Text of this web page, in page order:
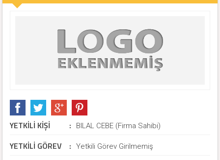
YETKİLİ KİŞİ : BILAL CEBE (Firma Sahibi)
YETKİLİ GÖREV : Yetkili Görev Girilmemiş